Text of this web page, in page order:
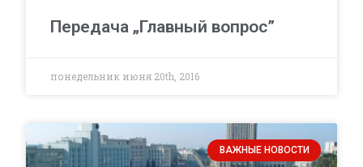
Передача „Главный вопрос”
понедельник июня 20th, 2016
ВАЖНЫЕ НОВОСТИ